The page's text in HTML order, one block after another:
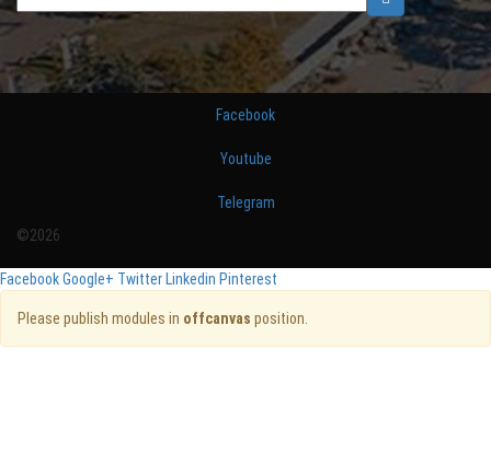
Facebook
Youtube
Telegram
©2026
FacebookGoogle+ TwitterLinkedin Pinterest
Please publish modules in offcanvas position.